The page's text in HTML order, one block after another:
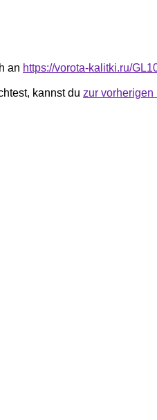
an https://vorota-kalitki.ru/
kannst du zur vorherigen